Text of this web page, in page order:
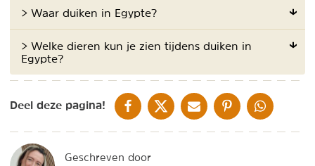
> Waar duiken in Egypte?
> Welke dieren kun je zien tijdens duiken in
Egypte?
Deel deze pagina! DELEN OP FACEBOOK
DELEN OP XDELEN VIA DE MAIL
DELEN OP PINTEREST
DELEN OP
Geschreven door